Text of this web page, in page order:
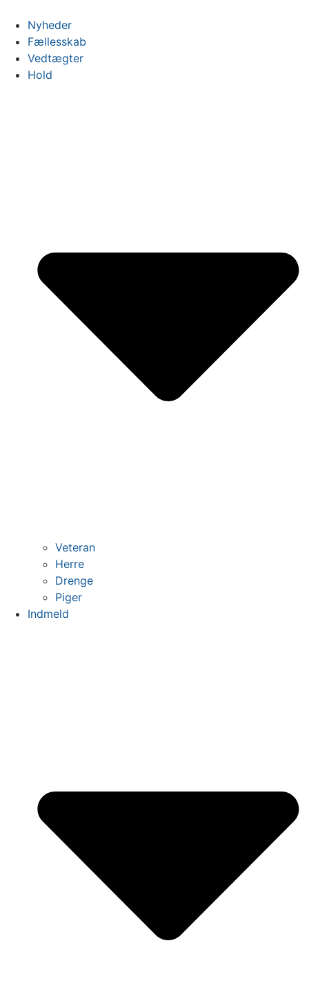
indhold
Nyheder
Fællesskab
Vedtægter
Hold
Veteran
Herre
Drenge
Piger
Indmeld